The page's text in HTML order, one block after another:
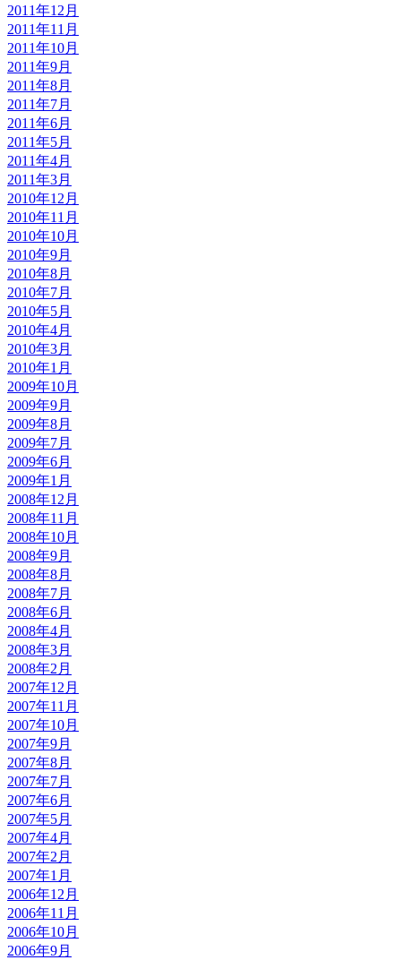
2011年12月
2011年11月
2011年10月
2011年9月
2011年8月
2011年7月
2011年6月
2011年5月
2011年4月
2011年3月
2010年12月
2010年11月
2010年10月
2010年9月
2010年8月
2010年7月
2010年5月
2010年4月
2010年3月
2010年1月
2009年10月
2009年9月
2009年8月
2009年7月
2009年6月
2009年1月
2008年12月
2008年11月
2008年10月
2008年9月
2008年8月
2008年7月
2008年6月
2008年4月
2008年3月
2008年2月
2007年12月
2007年11月
2007年10月
2007年9月
2007年8月
2007年7月
2007年6月
2007年5月
2007年4月
2007年2月
2007年1月
2006年12月
2006年11月
2006年10月
2006年9月